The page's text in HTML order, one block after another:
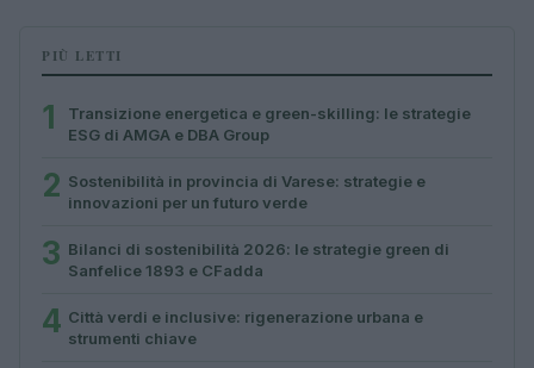
PIÙ LETTI
1
Transizione energetica e green-skilling: le strategie
ESG di AMGA e DBA Group
2 Sostenibilità in provincia di Varese: strategie e
innovazioni per un futuro verde
3 Bilanci di sostenibilità 2026: le strategie green di
Sanfelice 1893 e CFadda
4 Città verdi e inclusive: rigenerazione urbana e
strumenti chiave